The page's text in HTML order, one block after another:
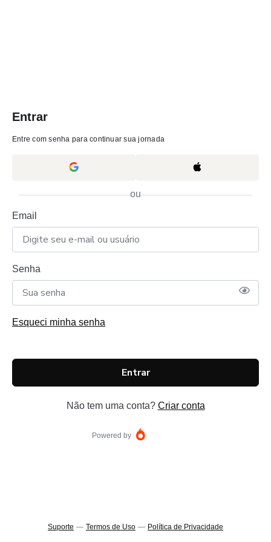
Entrar
Entre com senha para continuar sua jornada
ou
Email
Senha
Esqueci minha senha
Entrar
Não tem uma conta? Criar conta
Powered by
Suporte — Termos de Uso — Política de Privacidade